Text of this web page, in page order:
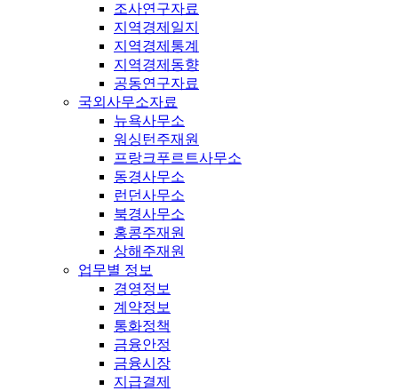
조사연구자료
지역경제일지
지역경제통계
지역경제동향
공동연구자료
국외사무소자료
뉴욕사무소
워싱턴주재원
프랑크푸르트사무소
동경사무소
런던사무소
북경사무소
홍콩주재원
상해주재원
업무별 정보
경영정보
계약정보
통화정책
금융안정
금융시장
지급결제